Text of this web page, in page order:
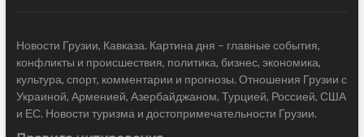
Новости Грузии, Кавказа. Картина дня – главные события,
конфликты и происшествия, политика, бизнес, экономика,
культура, спорт, комментарии и прогнозы. Отношения Грузии с
Украиной, Арменией, Азербайджаном, Турцией, Россией, США
и ЕС. Новости туризма и достопримечательности Грузии.